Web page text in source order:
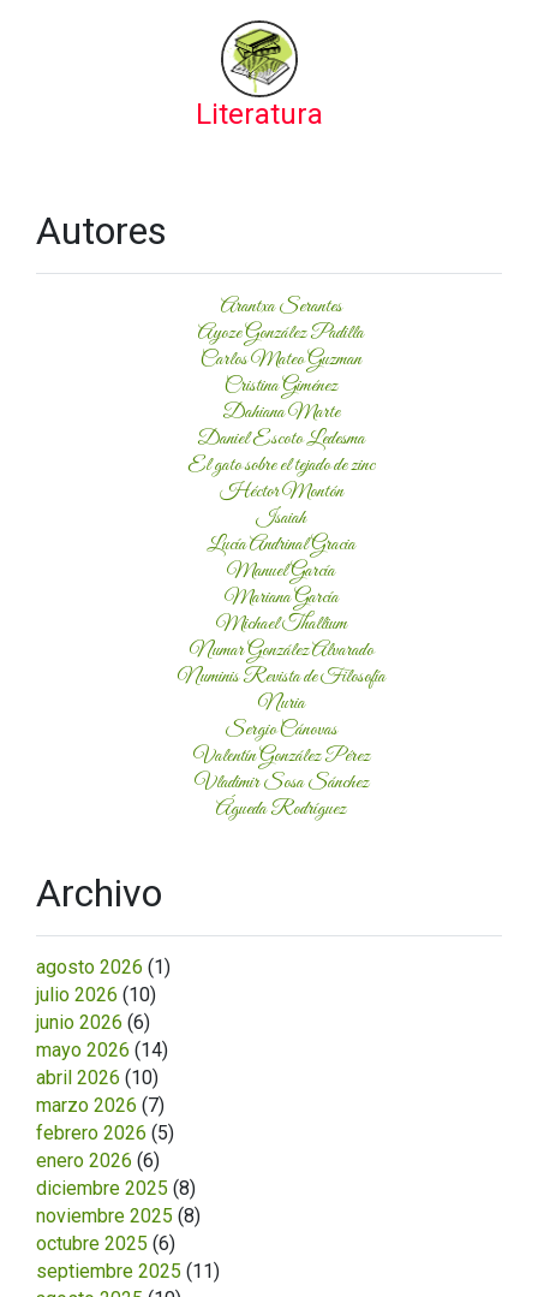
Literatura
Autores
Arantxa Serantes
Ayoze González Padilla
Carlos Mateo Guzman
Cristina Giménez
Dahiana Marte
Daniel Escoto Ledesma
El gato sobre el tejado de zinc
Héctor Montón
Isaiah
Lucía Andrinal Gracia
Manuel García
Mariana García
Michael Thallium
Numar González Alvarado
Numinis Revista de Filosofía
Nuria
Sergio Cánovas
Valentín González Pérez
Vladimir Sosa Sánchez
Águeda Rodríguez
Archivo
agosto 2026 (1)
julio 2026 (10)
junio 2026 (6)
mayo 2026 (14)
abril 2026 (10)
marzo 2026 (7)
febrero 2026 (5)
enero 2026 (6)
diciembre 2025 (8)
noviembre 2025 (8)
octubre 2025 (6)
septiembre 2025 (11)